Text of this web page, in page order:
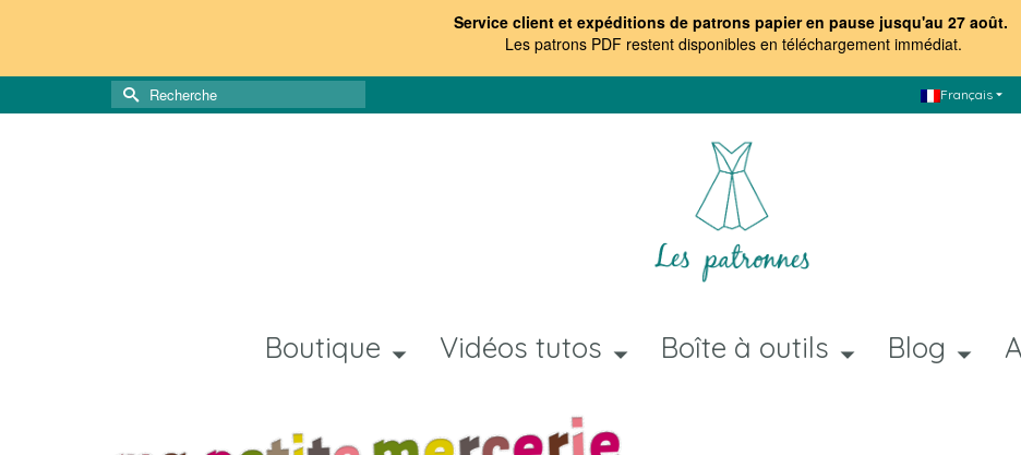
Service client et expéditions de patrons papier en pause jusqu'au 27 août.
Les patrons PDF restent disponibles en téléchargement immédiat.
Français
Rechercher :
Boutique Vidéos tutos Boîte à outils Blog